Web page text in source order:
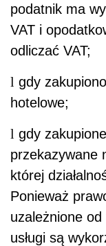
podatnik ma
VAT i
odliczać VAT;
l gdy
hotelowe;
l gdy
przekazywane
której
Ponieważ
uzależnione
usługi są